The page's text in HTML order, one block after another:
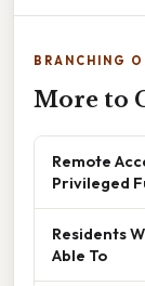
BRANCHING
More to
Remote
Privileged
Residents
Able To